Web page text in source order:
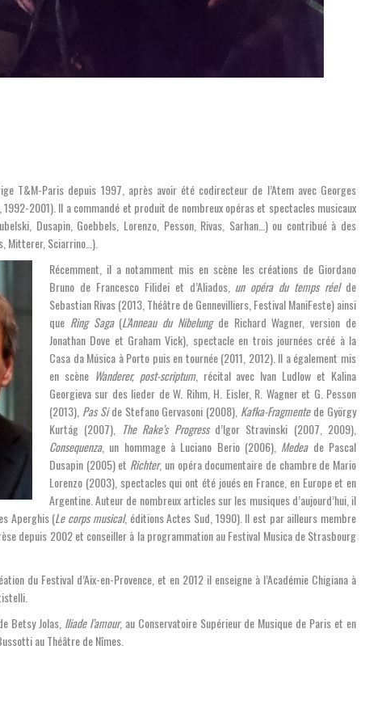
T&M-Paris depuis 1997, après avoir été codirecteur de l’Atem avec Georges
2001). Il a commandé et produit de nombreux opéras et spectacles musicaux
Dusapin, Goebbels, Lorenzo, Pesson, Rivas, Sarhan…) ou contribué à des
Mitterer, Sciarrino…).
Récemment, il a notamment mis en scène les créations de Giordano
Bruno de Francesco Filidei et d’Aliados, un opéra du temps réelde
Sebastian Rivas (2013, Théâtre de Gennevilliers, Festival ManiFeste) ainsi
que Ring Saga(L’Anneau du Nibelungde Richard Wagner, version de
Jonathan Dove et Graham Vick), spectacle en trois journées créé à la
Casa da Música à Porto puis en tournée (2011, 2012). Il a également mis
en scène Wanderer, post-scriptum, récital avec Ivan Ludlow et Kalina
Georgieva sur des lieder de W. Rihm, H. Eisler, R. Wagner et G. Pesson
(2013), Pas Side Stefano Gervasoni (2008), Kafka-Fragmentede György
Kurtág (2007), The Rake’s Progressd’Igor Stravinski (2007, 2009),
Consequenza, un hommage à Luciano Berio (2006), Medeade Pascal
Dusapin (2005) et Richter, un opéra documentaire de chambre de Mario
Lorenzo (2003), spectacles qui ont été joués en France, en Europe et en
Argentine. Auteur de nombreux articles sur les musiques d’aujourd’hui, il
Aperghis (Le corps musical, éditions Actes Sud, 1990). Il est par ailleurs membre
depuis 2002 et conseiller à la programmation au Festival Musica de Strasbourg
du Festival d’Aix-en-Provence, et en 2012 il enseigne à l’Académie Chigiana à
Betsy Jolas, Iliade l’amour, au Conservatoire Supérieur de Musique de Paris et en
au Théâtre de Nîmes.